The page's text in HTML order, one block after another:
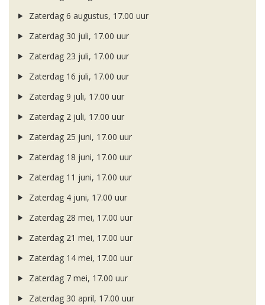
Zaterdag 6 augustus, 17.00 uur
Zaterdag 30 juli, 17.00 uur
Zaterdag 23 juli, 17.00 uur
Zaterdag 16 juli, 17.00 uur
Zaterdag 9 juli, 17.00 uur
Zaterdag 2 juli, 17.00 uur
Zaterdag 25 juni, 17.00 uur
Zaterdag 18 juni, 17.00 uur
Zaterdag 11 juni, 17.00 uur
Zaterdag 4 juni, 17.00 uur
Zaterdag 28 mei, 17.00 uur
Zaterdag 21 mei, 17.00 uur
Zaterdag 14 mei, 17.00 uur
Zaterdag 7 mei, 17.00 uur
Zaterdag 30 april, 17.00 uur